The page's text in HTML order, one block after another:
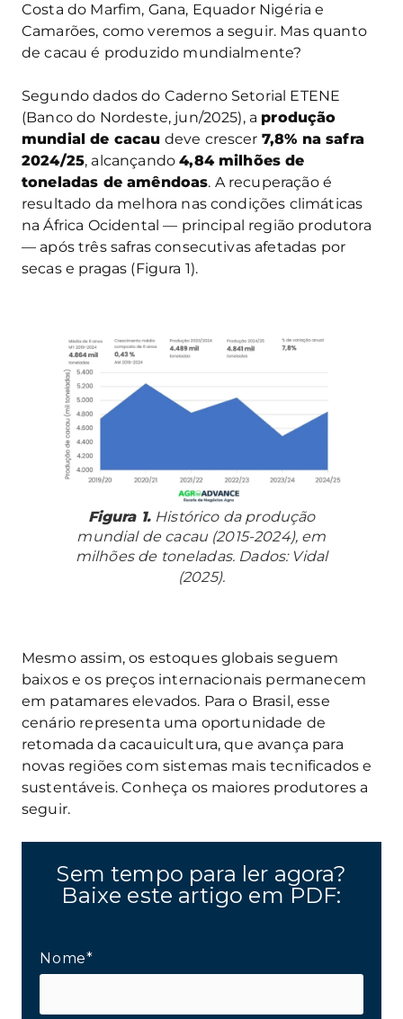
Costa do Marfim, Gana, Equador Nigéria e
Camarões, como veremos a seguir. Mas quanto
de cacau é produzido mundialmente?
Segundo dados do Caderno Setorial ETENE
(Banco do Nordeste, jun/2025), a produção
mundial de cacau deve crescer 7,8% na safra
2024/25, alcançando4,84 milhões de
toneladas de amêndoas. A recuperação é
resultado da melhora nas condições climáticas
na África Ocidental — principal região produtora
— após três safras consecutivas afetadas por
secas e pragas (Figura 1).
Figura 1.Histórico da produção
mundial de cacau (2015-2024), em
milhões de toneladas. Dados: Vidal
(2025).
Mesmo assim, os estoques globais seguem
baixos e os preços internacionais permanecem
em patamares elevados. Para o Brasil, esse
cenário representa uma oportunidade de
retomada da cacauicultura, que avança para
novas regiões com sistemas mais tecnificados e
sustentáveis. Conheça os maiores produtores a
seguir.
Sem tempo para ler agora?
Baixe este artigo em PDF:
Nome*